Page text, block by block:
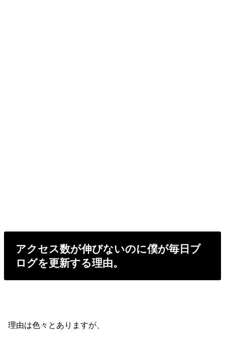
アクセス数が伸びないのに僕が毎日ブ
ログを更新する理由。
理由は色々とありますが、